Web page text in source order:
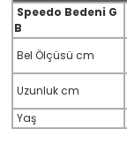
Speedo Bedeni G
B
Bel Ölçüsü cm
Uzunluk cm
Yaş